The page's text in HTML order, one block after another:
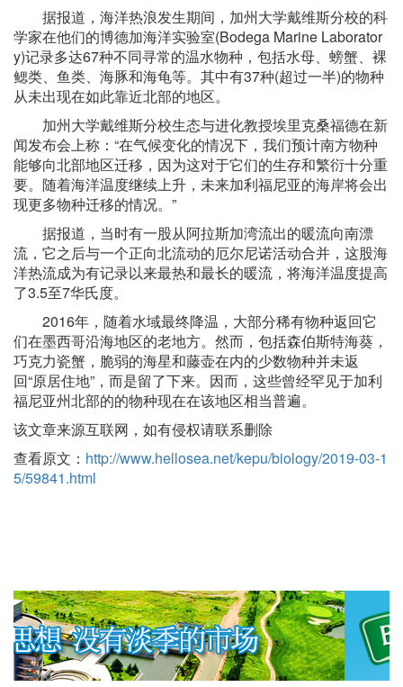
据报道，海洋热浪发生期间，加州大学戴维斯分校的科
学家在他们的博德加海洋实验室(Bodega Marine Laborator
y)记录多达67种不同寻常的温水物种，包括水母、螃蟹、裸
鳃类、鱼类、海豚和海龟等。其中有37种(超过一半)的物种
从未出现在如此靠近北部的地区。
加州大学戴维斯分校生态与进化教授埃里克桑福德在新
闻发布会上称：“在气候变化的情况下，我们预计南方物种
能够向北部地区迁移，因为这对于它们的生存和繁衍十分重
要。随着海洋温度继续上升，未来加利福尼亚的海岸将会出
现更多物种迁移的情况。”
据报道，当时有一股从阿拉斯加湾流出的暖流向南漂
流，它之后与一个正向北流动的厄尔尼诺活动合并，这股海
洋热流成为有记录以来最热和最长的暖流，将海洋温度提高
了3.5至7华氏度。
2016年，随着水域最终降温，大部分稀有物种返回它
们在墨西哥沿海地区的老地方。然而，包括森伯斯特海葵，
巧克力瓷蟹，脆弱的海星和藤壶在内的少数物种并未返
回“原居住地”，而是留了下来。因而，这些曾经罕见于加利
福尼亚州北部的的物种现在在该地区相当普遍。
该文章来源互联网，如有侵权请联系删除
查看原文： http://www.hellosea.net/kepu/biology/2019-03-1
5/59841.html